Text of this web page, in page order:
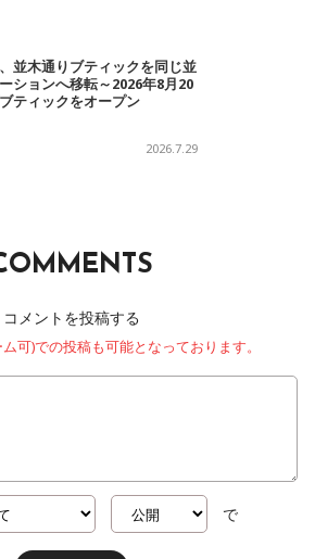
並木通りブティックを同じ並
ションへ移転～2026年8月20
ティックをオープン
2026.7.29
コメントを投稿する
可)での投稿も可能となっております。
で